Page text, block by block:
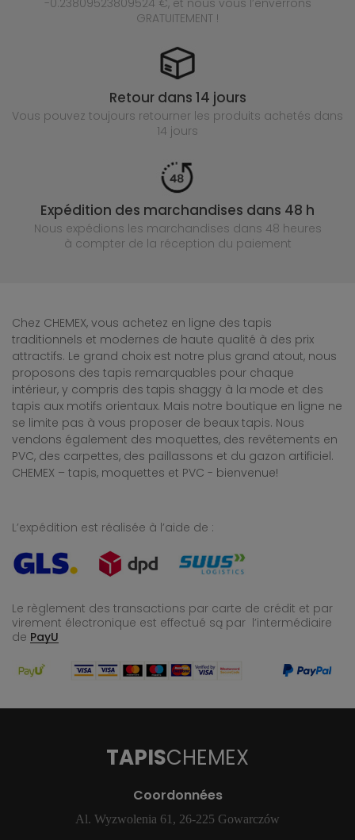
-0.23809523809524 €, et nous vous l’enverrons
GRATUITEMENT !
Retour dans 14 jours
Vous pouvez toujours retourner les produits achetés dans
14 jours
Expédition des marchandises dans 48 h
Nous expédions les marchandises dans 48 heures
à compter de la réception du paiement
Chez CHEMEX, vous achetez en ligne des tapis
traditionnels et modernes de haute qualité à des prix
attractifs. Le grand choix est notre plus grand atout, nous
proposons des tapis remarquables pour chaque
intérieur, y compris des tapis shaggy à la mode et des
tapis aux motifs orientaux. Mais notre boutique en ligne ne
se limite pas à vous proposer de beaux tapis. Nous
vendons également des moquettes, des revêtements en
PVC, des carpettes, des paillassons et du gazon artificiel.
CHEMEX – tapis, moquettes et PVC - bienvenue!
L’expédition est réalisée à l’aide de :
Le règlement des transactions par carte de crédit et par
virement électronique est effectué są par l’intermédiaire
de PayU
TAPISCHEMEX
Coordonnées
Al. Wyzwolenia 61, 26-225 Gowarczów